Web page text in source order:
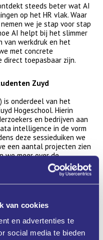
van cookies
en advertenties te
social media te bieden
steeds beter wat AI
op het HR vlak. Waar
we je stap voor stap
AI helpt bij het slimmer
van werkdruk en het
met concrete
direct toepasbaar zijn.
Zuyd
is onderdeel van het
Hogeschool. Hierin
en bedrijven aan
intelligence in de vorm
deze sessieduiken we
een aantal projecten zien
we meer over de
met het DI-Lab
AI-assistenten te
jouw organisatie. Hier